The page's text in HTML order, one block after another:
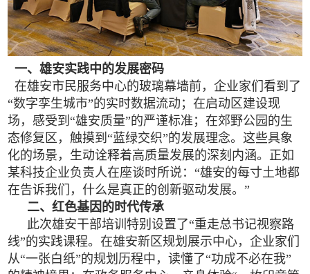
一、雄安实践中的发展密码
在雄安市民服务中心的玻璃幕墙前，企业家们看到了
“数字孪生城市”的实时数据流动；在启动区建设现
场，感受到“雄安质量”的严谨标准；在郊野公园的生
态修复区，触摸到“蓝绿交织”的发展理念。这些具象
化的场景，生动诠释着高质量发展的深刻内涵。正如
某科技企业负责人在座谈时所说：“雄安的每寸土地都
在告诉我们，什么是真正的创新驱动发展。”
二、红色基因的时代传承
此次雄安干部培训特别设置了“重走总书记视察路
线”的实践课程。在雄安新区规划展示中心，企业家们
从“一张白纸”的规划历程中，读懂了“功成不必在我”